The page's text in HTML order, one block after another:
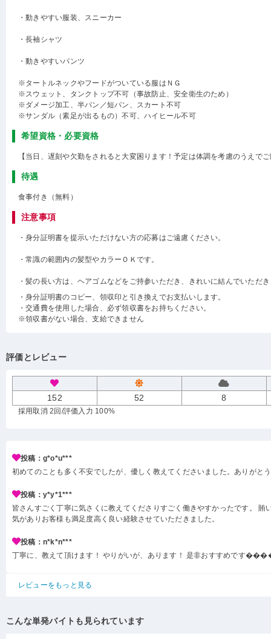
・動きやすい服装、スニーカー
・長袖シャツ
・動きやすいパンツ
※タートルネックやフードがついている服はＮＧ
※スウェット、タンクトップ不可（事故防止、安全衛生のため）
※ダメージ加工、半パン／短パン、スカート不可
※サンダル（素足が出るもの）不可、ハイヒール不可
希望資格・必要資格
【当日、遅刻や欠勤をされると大変困ります！予定は体調を考慮のうえで
待遇
食事付き（無料）
注意事項
・身分証明書を提示いただけない方の応募はご遠慮ください。
・常識の範囲内の髪型やカラーＯＫです。
・髪の長い方は、ヘアゴムなどをご持参いただき、きれいに結んでいただ
・身分証明書のコピー、領収印と引き換えでお支払いします。
・交通費を使用した場合、必ず領収書をお持ちください。
※領収書がない場合、支給できません
評価とレビュー
152 52 8
採用取消 2回 /評価入力 100%
投稿：g*o*u***
初めてのことも多く不安でしたが、優しく教えてくださいました。ありがと
投稿：y*y*1***
皆さんすごく丁寧に気さくに教えてくださりすごく働きやすかったです。 賄
気がありお客様も満足度高く良い経験させていただきました。
投稿：n*k*n***
丁寧に、教えて頂けます！ やりがいが、あります！ 是非おすすめです
レビューをもっと見る
こんな単発バイトも見られています